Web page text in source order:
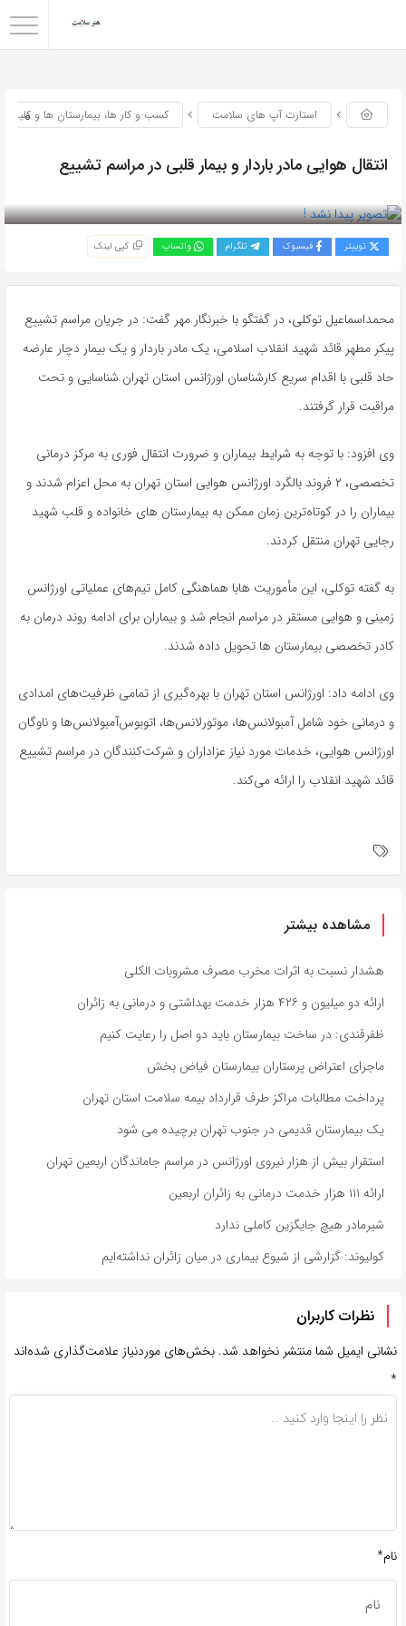
0 استارت آپ های سلامت کسب و کار ها، بیمارستان ها و
انتقال هوایی مادر باردار و بیمار قلبی در مراسم تشییع
توییتر فیسبوک تلگرام واتساپ کپی لینک
محمداسماعیل توکلی، در گفتگو با خبرنگار مهر گفت: در جریان مراسم تشییع
پیکر مطهر قائد شهید انقلاب اسلامی، یک مادر باردار و یک بیمار دچار عارضه
حاد قلبی با اقدام سریع کارشناسان اورژانس استان تهران شناسایی و تحت
مراقبت قرار گرفتند.
وی افزود: با توجه به شرایط بیماران و ضرورت انتقال فوری به مرکز درمانی
تخصصی، ۲ فروند بالگرد اورژانس هوایی استان تهران به محل اعزام شدند و
بیماران را در کوتاه‌ترین زمان ممکن به بیمارستان های خانواده و قلب شهید
رجایی تهران منتقل کردند.
به گفته توکلی، این مأموریت هابا هماهنگی کامل تیم‌های عملیاتی اورژانس
زمینی و هوایی مستقر در مراسم انجام شد و بیماران برای ادامه روند درمان به
کادر تخصصی بیمارستان ها تحویل داده شدند.
وی ادامه داد: اورژانس استان تهران با بهره‌گیری از تمامی ظرفیت‌های امدادی
و درمانی خود شامل آمبولانس‌ها، موتورلانس‌ها، اتوبوس‌آمبولانس‌ها و ناوگان
اورژانس هوایی، خدمات مورد نیاز عزاداران و شرکت‌کنندگان در مراسم تشییع
قائد شهید انقلاب را ارائه می‌کند.
مشاهده بیشتر
هشدار نسبت به اثرات مخرب مصرف مشروبات الکلی
ارائه دو میلیون و ۴۲۶ هزار خدمت بهداشتی و درمانی به زائران
ظفرقندی: در ساخت بیمارستان باید دو اصل را رعایت کنیم
ماجرای اعتراض پرستاران بیمارستان فیاض بخش
پرداخت مطالبات مراکز طرف قرارداد بیمه سلامت استان تهران
یک بیمارستان قدیمی در جنوب تهران برچیده می شود
استقرار بیش از هزار نیروی اورژانس در مراسم جاماندگان اربعین تهران
ارائه ۱۱۱ هزار خدمت درمانی به زائران اربعین
شیرمادر هیچ جایگزین کاملی ندارد
کولیوند: گزارشی از شیوع بیماری در میان زائران نداشته‌ایم
نظرات کاربران
نشانی ایمیل شما منتشر نخواهد شد. بخش‌های موردنیاز علامت‌گذاری شده‌اند
*
نام*